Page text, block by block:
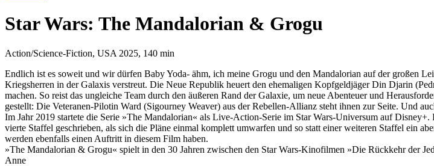
Star Wars: The Mandalorian & Grogu
Action/Science-Fiction, USA 2025, 140 min
Endlich ist es soweit und wir dürfen Baby Yoda- ähm, ich meine Grogu und den Mandalorian auf der großen
Kriegsherren in der Galaxis verstreut. Die Neue Republik heuert den ehemaligen Kopfgeldjäger Din Djarin
machen. So reist das ungleiche Team durch den äußeren Rand der Galaxie, um neue Abenteuer und
gestellt: Die Veteranen-Pilotin Ward (Sigourney Weaver) aus der Rebellen-Allianz steht ihnen zur Seite. Und
Im Jahr 2019 startete die Serie »The Mandalorian« als Live-Action-Serie im Star Wars-Universum auf
vierte Staffel geschrieben, als sich die Pläne einmal komplett umwarfen und so statt einer weiteren Staffel ein
werden ebenfalls einen Auftritt in diesem Film haben.
»The Mandalorian & Grogu« spielt in den 30 Jahren zwischen den Star Wars-Kinofilmen »Die Rückkehr der
Anne